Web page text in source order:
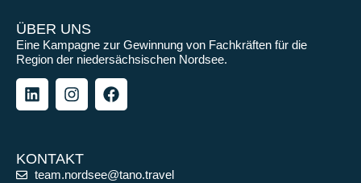
ÜBER UNS
Eine Kampagne zur Gewinnung von Fachkräften für die
Region der niedersächsischen Nordsee.
KONTAKT
team.nordsee@tano.travel